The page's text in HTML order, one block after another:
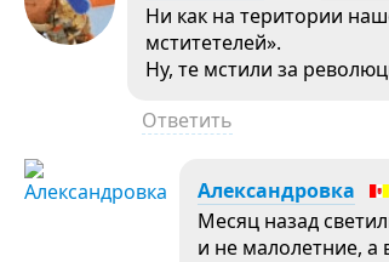
Ни как на територии
мститетелей».
Ну, те мстили за
Ответить
Александровка
Месяц назад
и не малолетние, а